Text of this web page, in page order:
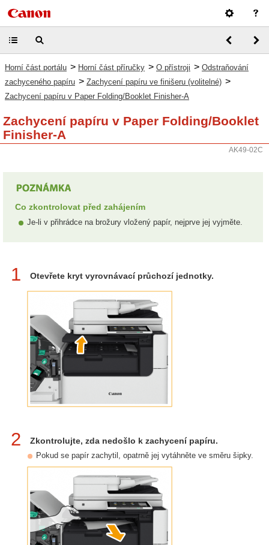
Horní část portálu > Horní část příručky > O přístroji > Odstraňování
zachyceného papíru > Zachycení papíru ve finišeru (volitelné) >
Zachycení papíru v Paper Folding/Booklet Finisher-A
Zachycení papíru v Paper Folding/Booklet
Finisher-A
AK49-02C
Co zkontrolovat před zahájením
Je-li v přihrádce na brožury vložený papír, nejprve jej vyjměte.
1 Otevřete kryt vyrovnávací průchozí jednotky.
2 Zkontrolujte, zda nedošlo k zachycení papíru.
Pokud se papír zachytil, opatrně jej vytáhněte ve směru šipky.